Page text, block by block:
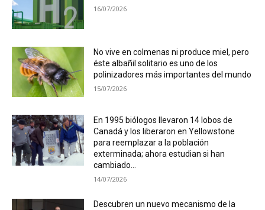
16/07/2026
No vive en colmenas ni produce miel, pero
éste albañil solitario es uno de los
polinizadores más importantes del mundo
15/07/2026
En 1995 biólogos llevaron 14 lobos de
Canadá y los liberaron en Yellowstone
para reemplazar a la población
exterminada; ahora estudian si han
cambiado...
14/07/2026
Descubren un nuevo mecanismo de la